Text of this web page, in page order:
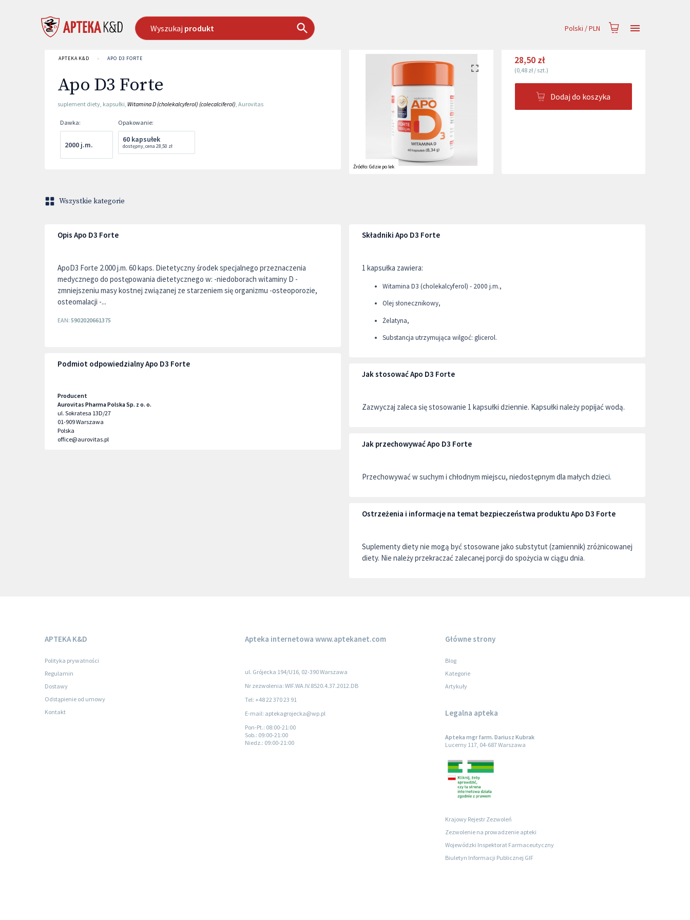
Wyszukaj produkt Polski /PLN
APTEKA K&D › APO D3 FORTE
Apo D3 Forte
suplement diety, kapsułki, Witamina D (cholekalcyferol) (colecalciferol), Aurovitas
Dawka:
2000 j.m.
Opakowanie:
60 kapsułek
dostępny,cena 28,50 zł
Źródło:Gdzie po lek
28,50 zł
(0,48 zł/ szt.)
Dodaj do koszyka
Wszystkie kategorie
Opis Apo D3 Forte
ApoD3 Forte 2.000 j.m. 60 kaps. Dietetyczny środek specjalnego przeznaczenia
medycznego do postępowania dietetycznego w: -niedoborach witaminy D -
zmniejszeniu masy kostnej związanej ze starzeniem się organizmu -osteoporozie,
osteomalacji -...
EAN: 5902020661375
Podmiot odpowiedzialny Apo D3 Forte
Producent
Aurovitas Pharma Polska Sp. z o. o.
ul. Sokratesa 13D/27
01-909Warszawa
Polska
office@aurovitas.pl
Składniki Apo D3 Forte
1 kapsułka zawiera:
Witamina D3 (cholekalcyferol) - 2000 j.m.,
Olej słonecznikowy,
Żelatyna,
Substancja utrzymująca wilgoć: glicerol.
Jak stosować Apo D3 Forte
Zazwyczaj zaleca się stosowanie 1 kapsułki dziennie. Kapsułki należy popijać wodą.
Jak przechowywać Apo D3 Forte
Przechowywać w suchym i chłodnym miejscu, niedostępnym dla małych dzieci.
Ostrzeżenia i informacje na temat bezpieczeństwa produktu Apo D3 Forte
Suplementy diety nie mogą być stosowane jako substytut (zamiennik) zróżnicowanej
diety. Nie należy przekraczać zalecanej porcji do spożycia w ciągu dnia.
APTEKA K&D
Polityka prywatności
Regulamin
Dostawy
Odstąpienie od umowy
Kontakt
Apteka internetowa www.aptekanet.com
ul. Grójecka 194/U16, 02-390 Warszawa
Nr zezwolenia: WIF.WA.IV.8520.4.37.2012.DB
Tel: +48 22 370 23 91
E-mail: aptekagrojecka@wp.pl
Pon-Pt.: 08:00-21:00
Sob.: 09:00-21:00
Niedz.: 09:00-21:00
Główne strony
Blog
Kategorie
Artykuły
Legalna apteka
Apteka mgr farm. Dariusz Kubrak
Lucerny 117, 04-687 Warszawa
Krajowy Rejestr Zezwoleń
Zezwolenie na prowadzenie apteki
Wojewódzki Inspektorat Farmaceutyczny
Biuletyn Informacji Publicznej GIF